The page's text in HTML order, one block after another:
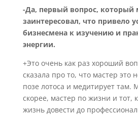
-Да, первый вопрос, который
заинтересовал, что привело
бизнесмена к изучению и
энергии.
+Это очень как раз хороший
сказала про то, что мастер это
позе лотоса и медитирует там.
скорее, мастер по жизни и тот,
жизнь довести до